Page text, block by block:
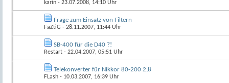
karin - 23.07.2008, 14:10 Uhr
Frage zum Einsatz von Filtern
FaZtiG - 28.11.2007, 11:44 Uhr
SB-400 für die D40 ?!
Restart - 22.04.2007, 05:51 Uhr
Telekonverter für Nikkor 80-200 2,8
FLash - 10.03.2007, 16:39 Uhr